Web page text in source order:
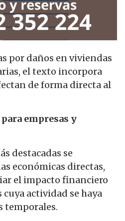
por daños en viviendas
el texto incorpora
de forma directa al
empresas y
destacadas se
económicas directas,
el impacto financiero
actividad se haya
temporales.